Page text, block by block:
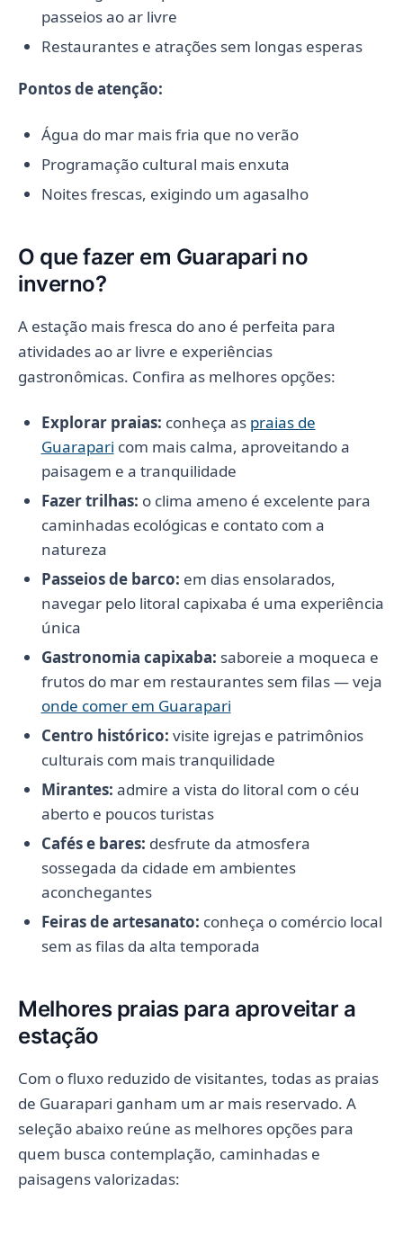
passeios ao ar livre
Restaurantes e atrações sem longas esperas
Pontos de atenção:
Água do mar mais fria que no verão
Programação cultural mais enxuta
Noites frescas, exigindo um agasalho
O que fazer em Guarapari no
inverno?
A estação mais fresca do ano é perfeita para
atividades ao ar livre e experiências
gastronômicas. Confira as melhores opções:
Explorar praias: conheça as praias de
Guarapari com mais calma, aproveitando a
paisagem e a tranquilidade
Fazer trilhas: o clima ameno é excelente para
caminhadas ecológicas e contato com a
natureza
Passeios de barco: em dias ensolarados,
navegar pelo litoral capixaba é uma experiência
única
Gastronomia capixaba: saboreie a moqueca e
frutos do mar em restaurantes sem filas — veja
onde comer em Guarapari
Centro histórico: visite igrejas e patrimônios
culturais com mais tranquilidade
Mirantes: admire a vista do litoral com o céu
aberto e poucos turistas
Cafés e bares: desfrute da atmosfera
sossegada da cidade em ambientes
aconchegantes
Feiras de artesanato: conheça o comércio local
sem as filas da alta temporada
Melhores praias para aproveitar a
estação
Com o fluxo reduzido de visitantes, todas as praias
de Guarapari ganham um ar mais reservado. A
seleção abaixo reúne as melhores opções para
quem busca contemplação, caminhadas e
paisagens valorizadas: